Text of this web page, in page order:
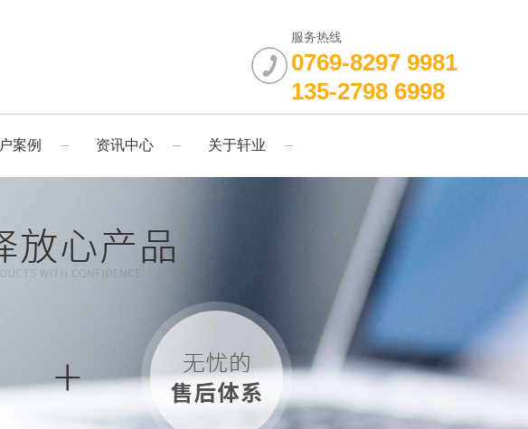
服务热线
0769-8297 9981
135-2798 6998
案例 资讯中心 关于轩业